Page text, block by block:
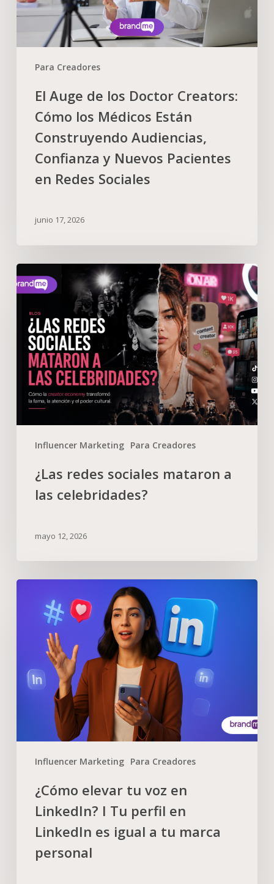
Para Creadores
El Auge de los Doctor Creators:
Cómo los Médicos Están
Construyendo Audiencias,
Confianza y Nuevos Pacientes
en Redes Sociales
junio 17, 2026
Influencer Marketing Para Creadores
¿Las redes sociales mataron a
las celebridades?
mayo 12, 2026
Influencer Marketing Para Creadores
¿Cómo elevar tu voz en
LinkedIn? I Tu perfil en
LinkedIn es igual a tu marca
personal